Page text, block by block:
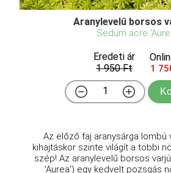
Aranylevelű borsos
Sedum acre
Eredeti ár
1 950 Ft
1
Az előző faj aranysárga lombú
kihajtáskor szinte világít a többi
szép! Az aranylevelű borsos
'Aurea') egy kedvelt pozsgás